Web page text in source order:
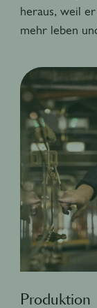
heraus, weil
mehr leben
Produktion